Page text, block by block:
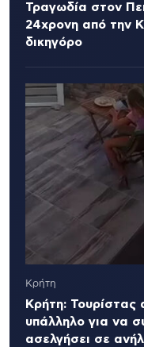
Τραγωδία στον
24χρονη από την
δικηγόρο
Κρήτη
Κρήτη: Τουρίστας
υπάλληλο για να
ασελγήσει σε